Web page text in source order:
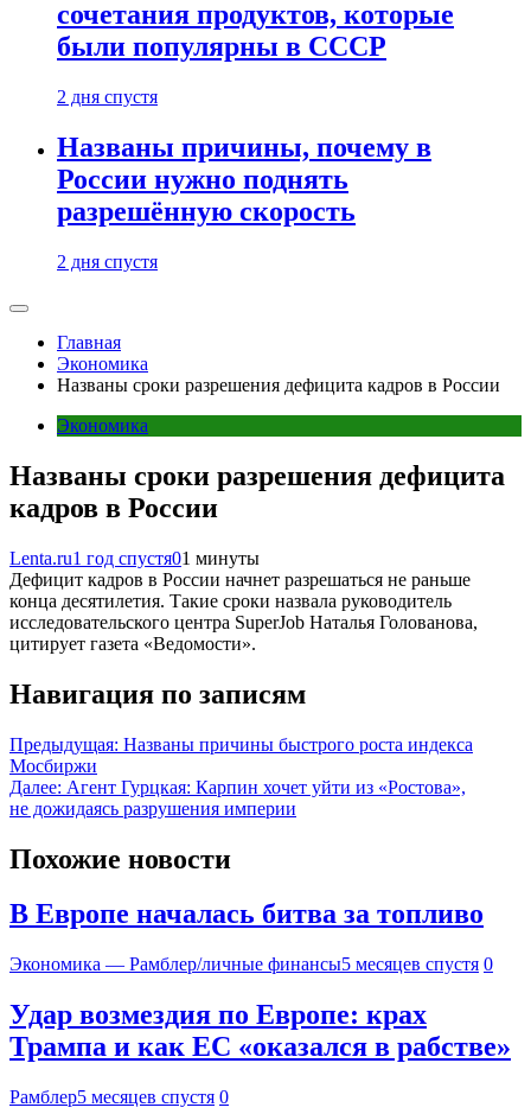
сочетания продуктов, которые
были популярны в СССР
2 дня спустя
Названы причины, почему в
России нужно поднять
разрешённую скорость
2 дня спустя
Главная
Экономика
Названы сроки разрешения дефицита кадров в России
Экономика
Названы сроки разрешения дефицита
кадров в России
Lenta.ru1 год спустя01 минуты
Дефицит кадров в России начнет разрешаться не раньше
конца десятилетия. Такие сроки назвала руководитель
исследовательского центра SuperJob Наталья Голованова,
цитирует газета «Ведомости».
Навигация по записям
Предыдущая: Названы причины быстрого роста индекса
Мосбиржи
Далее: Агент Гурцкая: Карпин хочет уйти из «Ростова»,
не дожидаясь разрушения империи
Похожие новости
В Европе началась битва за топливо
Экономика — Рамблер/личные финансы5 месяцев спустя 0
Удар возмездия по Европе: крах
Трампа и как ЕС «оказался в рабстве»
Рамблер5 месяцев спустя 0